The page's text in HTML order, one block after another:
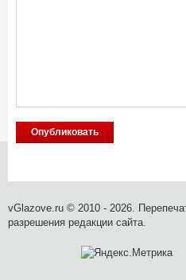
vGlazove.ru © 2010 - 2026.
разрешения редакции сайта.